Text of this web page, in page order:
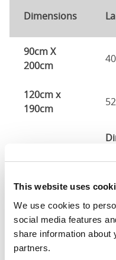
This website uses
We use cookies to
social media features
share information about
partners.
Dimensions
90cm X
200cm
120cm x
190cm
190cm
140cm X
200cm
160cm X